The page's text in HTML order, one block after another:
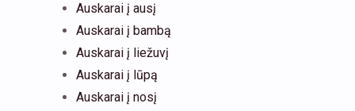
Auskarai į ausį
Auskarai į bambą
Auskarai į liežuvį
Auskarai į lūpą
Auskarai į nosį